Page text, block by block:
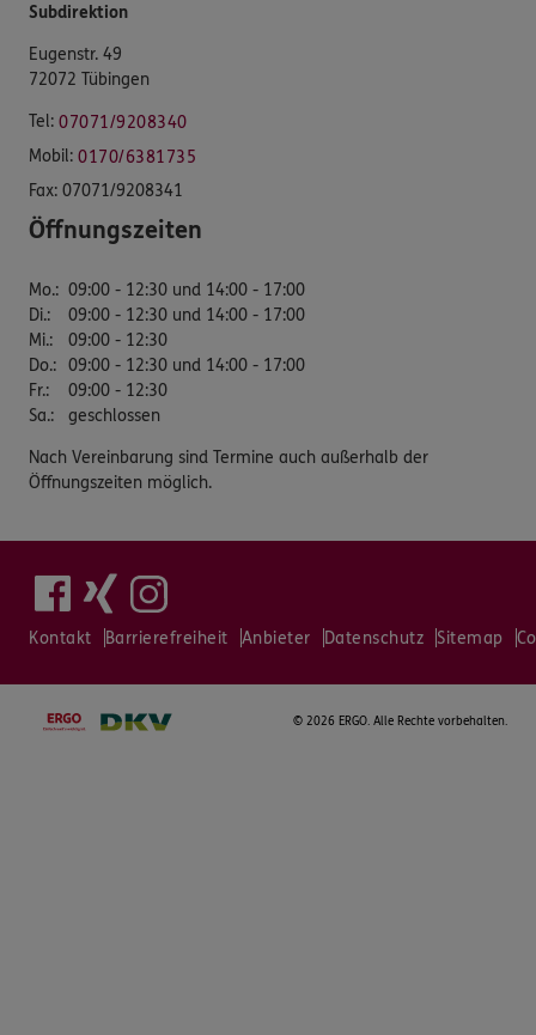
Subdirektion
Eugenstr. 49
72072 Tübingen
Tel: 07071/9208340
Mobil: 0170/6381735
Fax: 07071/9208341
Öffnungszeiten
Mo.: 09:00 - 12:30 und 14:00 - 17:00
Di.:
09:00 - 12:30 und 14:00 - 17:00
Mi.:
09:00 - 12:30
Do.: 09:00 - 12:30 und 14:00 - 17:00
Fr.:
09:00 - 12:30
Sa.: geschlossen
Nach Vereinbarung sind Termine auch außerhalb der
Öffnungszeiten möglich.
Kontakt Barrierefreiheit Anbieter Datenschutz Sitemap
© 2026 ERGO. Alle Rechte vorbehalten.